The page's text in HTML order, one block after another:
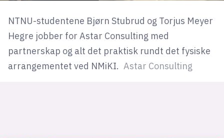
NTNU-studentene Bjørn Stubrud og Torjus Meyer
Hegre jobber for Astar Consulting med
partnerskap og alt det praktisk rundt det fysiske
arrangementet ved NMiKI. Astar Consulting